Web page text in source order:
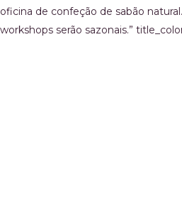
oficina de confeção de sabão
workshops serão sazonais.”